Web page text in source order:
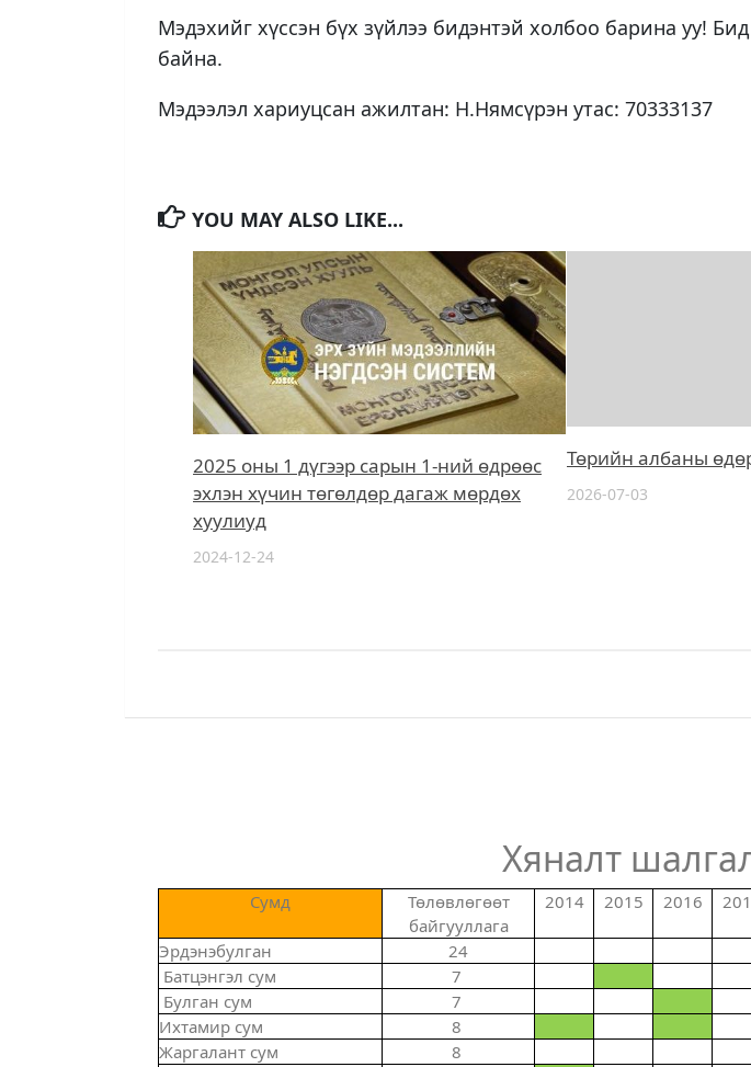
Мэдэхийг хүссэн бүх зүйлээ бидэнтэй холбоо барина уу!
байна.
Мэдээлэл хариуцсан ажилтан: Н.Нямсүрэн утас: 70333137
YOU MAY ALSO LIKE...
2025 оны 1 дүгээр сарын 1-ний өдрөөс
эхлэн хүчин төгөлдөр дагаж мөрдөх
хуулиуд
2024-12-24
Төрийн албаны
2026-07-03
Хяналт
Сумд
Төлөвлөгөөт
байгууллага
2014 2015 2016
Эрдэнэбулган
24
Батцэнгэл сум
7
Булган сум
7
Ихтамир сум
8
Жаргалант сум
8